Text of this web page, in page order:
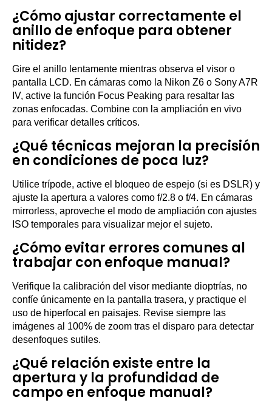
¿Cómo ajustar correctamente el
anillo de enfoque para obtener
nitidez?
Gire el anillo lentamente mientras observa el visor o
pantalla LCD. En cámaras como la Nikon Z6 o Sony A7R
IV, active la función Focus Peaking para resaltar las
zonas enfocadas. Combine con la ampliación en vivo
para verificar detalles críticos.
¿Qué técnicas mejoran la precisión
en condiciones de poca luz?
Utilice trípode, active el bloqueo de espejo (si es DSLR) y
ajuste la apertura a valores como f/2.8 o f/4. En cámaras
mirrorless, aproveche el modo de ampliación con ajustes
ISO temporales para visualizar mejor el sujeto.
¿Cómo evitar errores comunes al
trabajar con enfoque manual?
Verifique la calibración del visor mediante dioptrías, no
confíe únicamente en la pantalla trasera, y practique el
uso de hiperfocal en paisajes. Revise siempre las
imágenes al 100% de zoom tras el disparo para detectar
desenfoques sutiles.
¿Qué relación existe entre la
apertura y la profundidad de
campo en enfoque manual?